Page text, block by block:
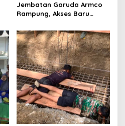
Jembatan Garuda Armco
Rampung, Akses Baru
Dongkrak Mobilitas dan
Ekonomi Warga